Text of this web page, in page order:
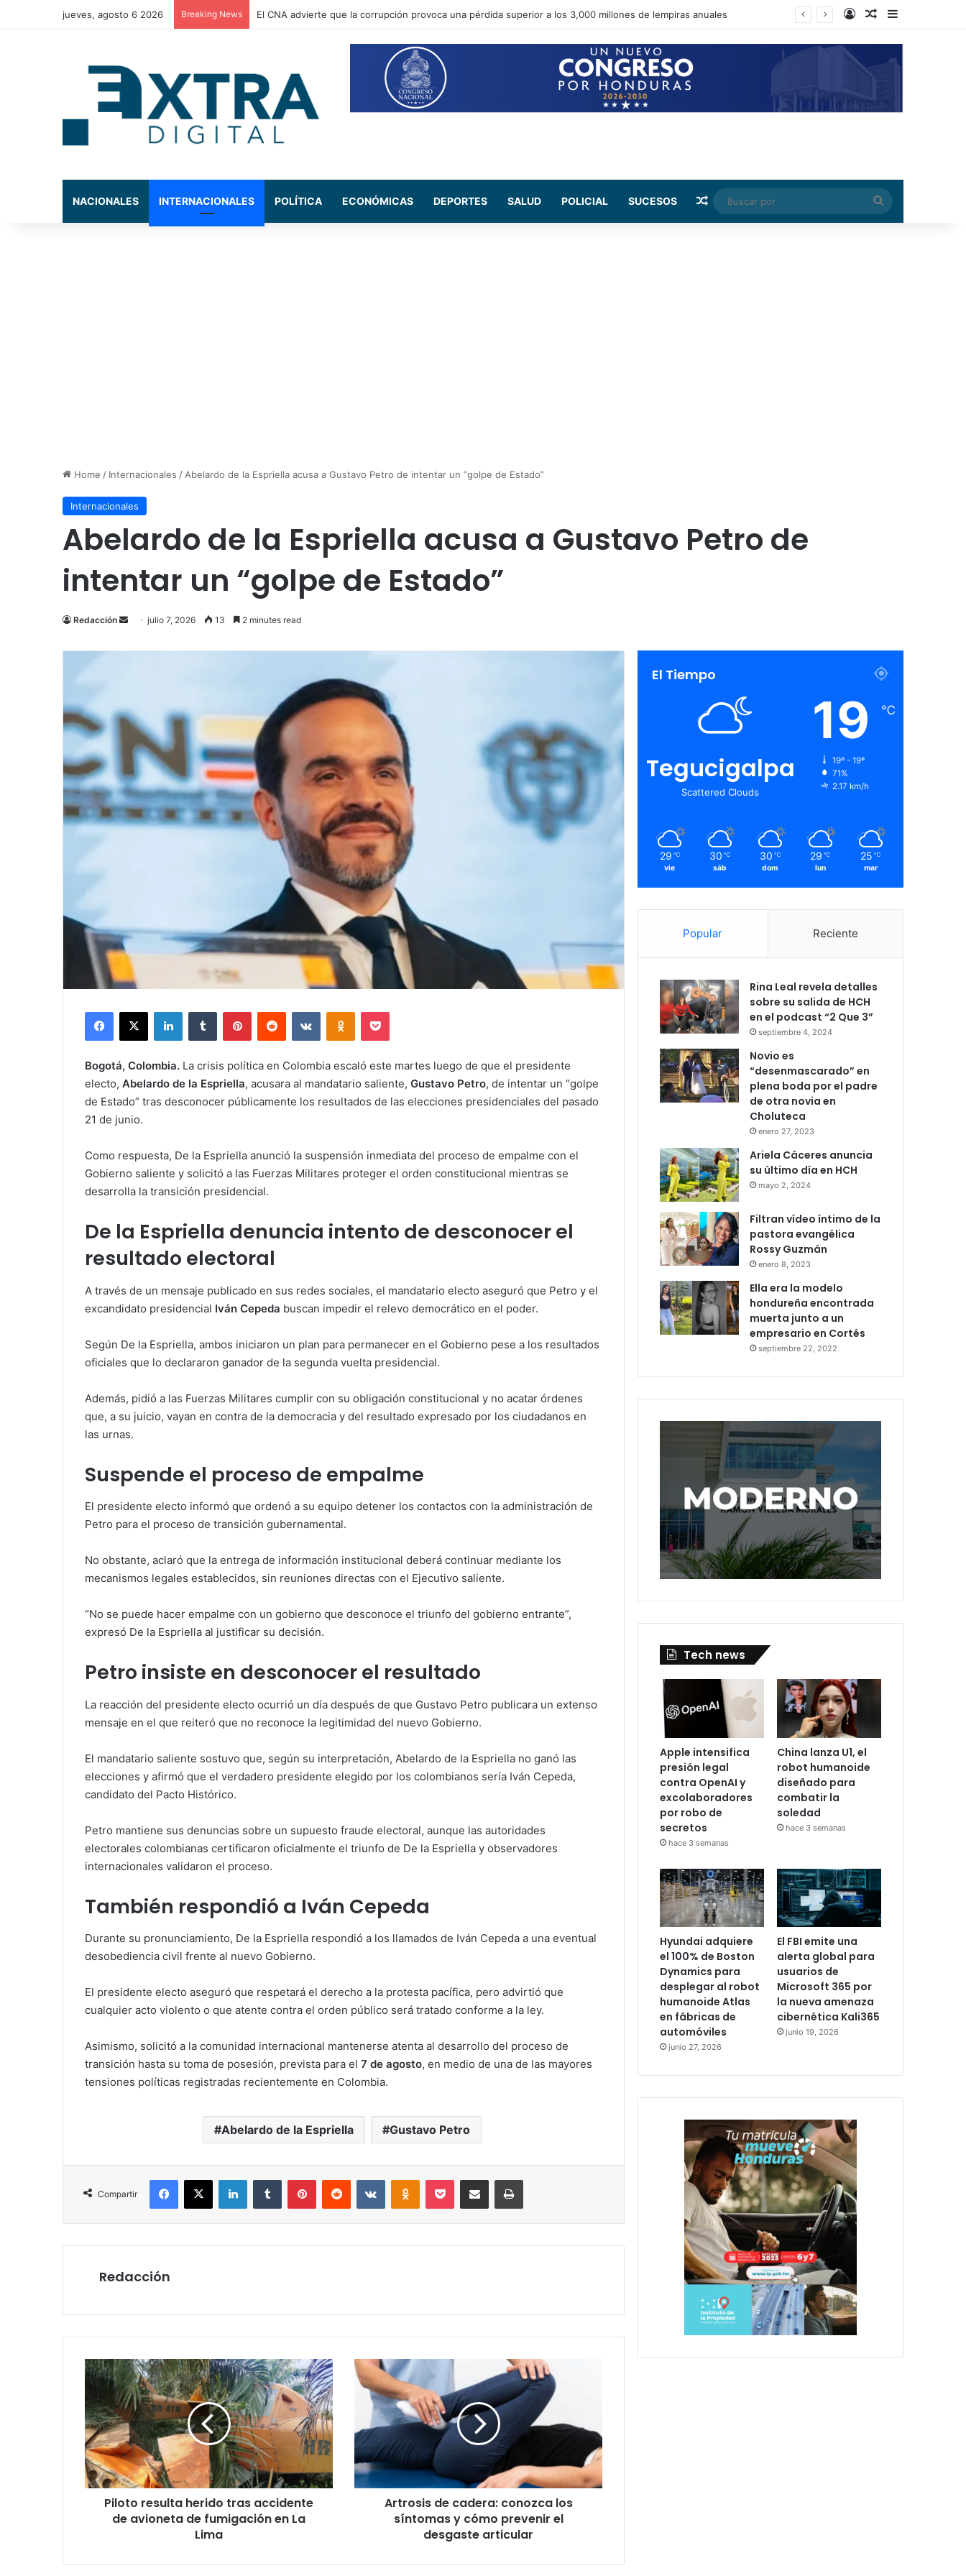
jueves, agosto 6 2026 Breaking News La Comisión de Salud del CN se reúne con médicos residentes para evaluar el incremento de su salario beca Log InRandom Article
Sidebar
NACIONALES INTERNACIONALES POLÍTICA ECONÓMICAS DEPORTES SALUD POLICIAL SUCESOS Random Article
Buscar
por
Home / Internacionales / Abelardo de la Espriella acusa a Gustavo Petro de intentar un “golpe de Estado”
Internacionales
Abelardo de la Espriella acusa a Gustavo Petro de
intentar un “golpe de Estado”
Redacción
Send
email
julio 7, 2026 13 2 minutes read
Facebook
X LinkedInTumblr PinterestReddit VKontakteOdnoklassniki
Pocket
Bogotá, Colombia. La crisis política en Colombia escaló este martes luego de que el presidente
electo, Abelardo de la Espriella, acusara al mandatario saliente, Gustavo Petro, de intentar un “golpe
de Estado” tras desconocer públicamente los resultados de las elecciones presidenciales del pasado
21 de junio.
Como respuesta, De la Espriella anunció la suspensión inmediata del proceso de empalme con el
Gobierno saliente y solicitó a las Fuerzas Militares proteger el orden constitucional mientras se
desarrolla la transición presidencial.
De la Espriella denuncia intento de desconocer el
resultado electoral
A través de un mensaje publicado en sus redes sociales, el mandatario electo aseguró que Petro y el
excandidato presidencial Iván Cepeda buscan impedir el relevo democrático en el poder.
Según De la Espriella, ambos iniciaron un plan para permanecer en el Gobierno pese a los resultados
oficiales que lo declararon ganador de la segunda vuelta presidencial.
Además, pidió a las Fuerzas Militares cumplir con su obligación constitucional y no acatar órdenes
que, a su juicio, vayan en contra de la democracia y del resultado expresado por los ciudadanos en
las urnas.
Suspende el proceso de empalme
El presidente electo informó que ordenó a su equipo detener los contactos con la administración de
Petro para el proceso de transición gubernamental.
No obstante, aclaró que la entrega de información institucional deberá continuar mediante los
mecanismos legales establecidos, sin reuniones directas con el Ejecutivo saliente.
“No se puede hacer empalme con un gobierno que desconoce el triunfo del gobierno entrante”,
expresó De la Espriella al justificar su decisión.
Petro insiste en desconocer el resultado
La reacción del presidente electo ocurrió un día después de que Gustavo Petro publicara un extenso
mensaje en el que reiteró que no reconoce la legitimidad del nuevo Gobierno.
El mandatario saliente sostuvo que, según su interpretación, Abelardo de la Espriella no ganó las
elecciones y afirmó que el verdadero presidente elegido por los colombianos sería Iván Cepeda,
candidato del Pacto Histórico.
Petro mantiene sus denuncias sobre un supuesto fraude electoral, aunque las autoridades
electorales colombianas certificaron oficialmente el triunfo de De la Espriella y observadores
internacionales validaron el proceso.
También respondió a Iván Cepeda
Durante su pronunciamiento, De la Espriella respondió a los llamados de Iván Cepeda a una eventual
desobediencia civil frente al nuevo Gobierno.
El presidente electo aseguró que respetará el derecho a la protesta pacífica, pero advirtió que
cualquier acto violento o que atente contra el orden público será tratado conforme a la ley.
Asimismo, solicitó a la comunidad internacional mantenerse atenta al desarrollo del proceso de
transición hasta su toma de posesión, prevista para el 7 de agosto, en medio de una de las mayores
tensiones políticas registradas recientemente en Colombia.
Abelardo de la Espriella Gustavo Petro
Compartir
Facebook
X LinkedInTumblr PinterestReddit VKontakteOdnoklassniki
Pocket compartit via email Print
Redacción
Piloto
resulta
tras
accidente
de
avioneta
de
fumigación
Piloto resulta herido tras accidente
de avioneta de fumigación en La
Lima
Artrosis
de
cadera:
conozca
los
síntomas
y
cómo
prevenir
desgaste
Artrosis de cadera: conozca los
síntomas y cómo prevenir el
desgaste articular
El Tiempo
Tegucigalpa
Scattered Clouds
19 ℃
19º - 19º
71%
2.17 km/h
29 ℃
vie
30 ℃
sáb
30 ℃
dom
29 ℃
lun
25 ℃
mar
Popular Reciente
Rina Leal revela detalles
sobre su salida de HCH
en el podcast “2 Que 3”
septiembre 4, 2024
Novio es
“desenmascarado” en
plena boda por el padre
de otra novia en
Choluteca
enero 27, 2023
Ariela Cáceres anuncia
su último día en HCH
mayo 2, 2024
Filtran vídeo íntimo de la
pastora evangélica
Rossy Guzmán
enero 8, 2023
Ella era la modelo
hondureña encontrada
muerta junto a un
empresario en Cortés
septiembre 22, 2022
Tech news
Apple intensifica
presión legal
contra OpenAI y
excolaboradores
por robo de
secretos
hace 3 semanas
China lanza U1, el
robot humanoide
diseñado para
combatir la
soledad
hace 3 semanas
Hyundai adquiere
el 100% de Boston
Dynamics para
desplegar al robot
humanoide Atlas
en fábricas de
automóviles
junio 27, 2026
El FBI emite una
alerta global para
usuarios de
Microsoft 365 por
la nueva amenaza
cibernética Kali365
junio 19, 2026